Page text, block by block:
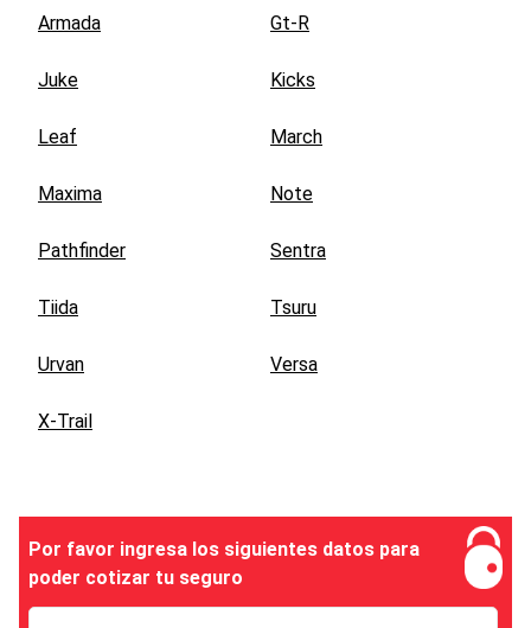
Armada Gt-R
Juke Kicks
Leaf March
Maxima Note
Pathfinder Sentra
Tiida Tsuru
Urvan Versa
X-Trail
Por favor ingresa los siguientes datos para
poder cotizar tu seguro